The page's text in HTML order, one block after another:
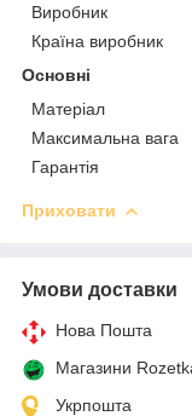
Виробник
Країна виробник
Основні
Матеріал
Максимальна вага
Гарантія
Приховати
Умови доставки
Нова Пошта
Магазини
Укрпошта